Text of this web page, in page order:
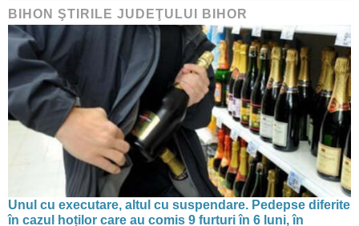
BIHON ŞTIRILE JUDEŢULUI BIHOR
Unul cu executare, altul cu suspendare. Pedepse diferite
în cazul hoților care au comis 9 furturi în 6 luni, în